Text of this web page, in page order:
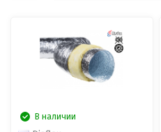
В наличии